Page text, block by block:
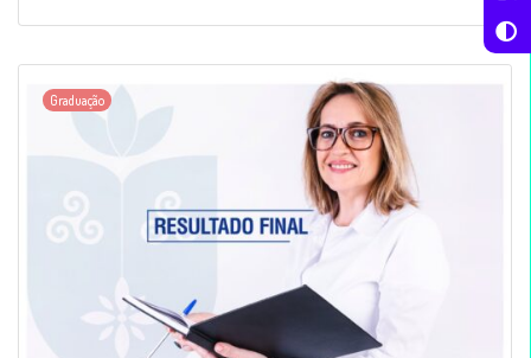
Graduação